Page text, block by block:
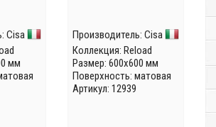
Cisa
мм
Производитель: Cisa
Коллекция: Reload
Размер: 600x600 мм
Поверхность: матовая
Артикул: 12939